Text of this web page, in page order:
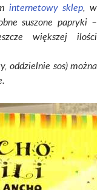
internetowy sklep, w
suszone papryki –
większej ilości
oddzielnie sos) można